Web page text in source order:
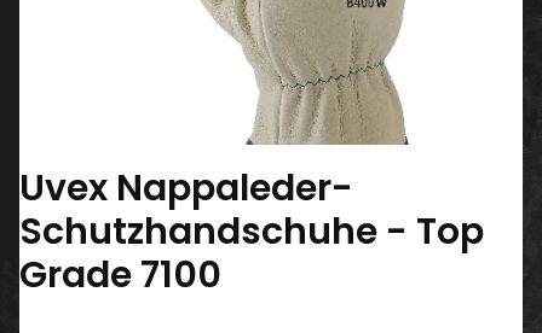
Uvex Nappaleder-
Schutzhandschuhe - Top
Grade 7100